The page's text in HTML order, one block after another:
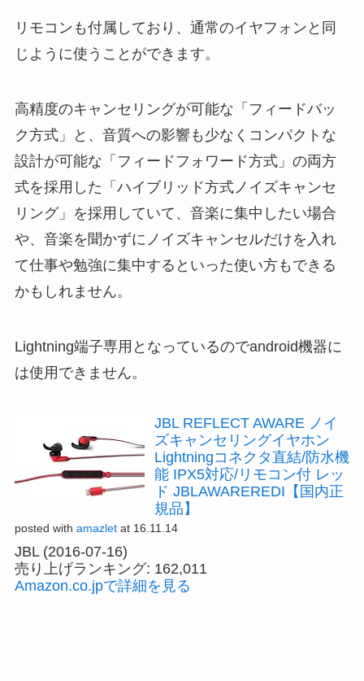
リモコンも付属しており、通常のイヤフォンと同
じように使うことができます。
高精度のキャンセリングが可能な「フィードバッ
ク方式」と、音質への影響も少なくコンパクトな
設計が可能な「フィードフォワード方式」の両方
式を採用した「ハイブリッド方式ノイズキャンセ
リング」を採用していて、音楽に集中したい場合
や、音楽を聞かずにノイズキャンセルだけを入れ
て仕事や勉強に集中するといった使い方もできる
かもしれません。
Lightning端子専用となっているのでandroid機器に
は使用できません。
JBL REFLECT AWARE ノイ
ズキャンセリングイヤホン
Lightningコネクタ直結/防水機
能 IPX5対応/リモコン付 レッ
ド JBLAWAREREDI【国内正
規品】
posted with amazletat 16.11.14
JBL (2016-07-16)
売り上げランキング: 162,011
Amazon.co.jpで詳細を見る